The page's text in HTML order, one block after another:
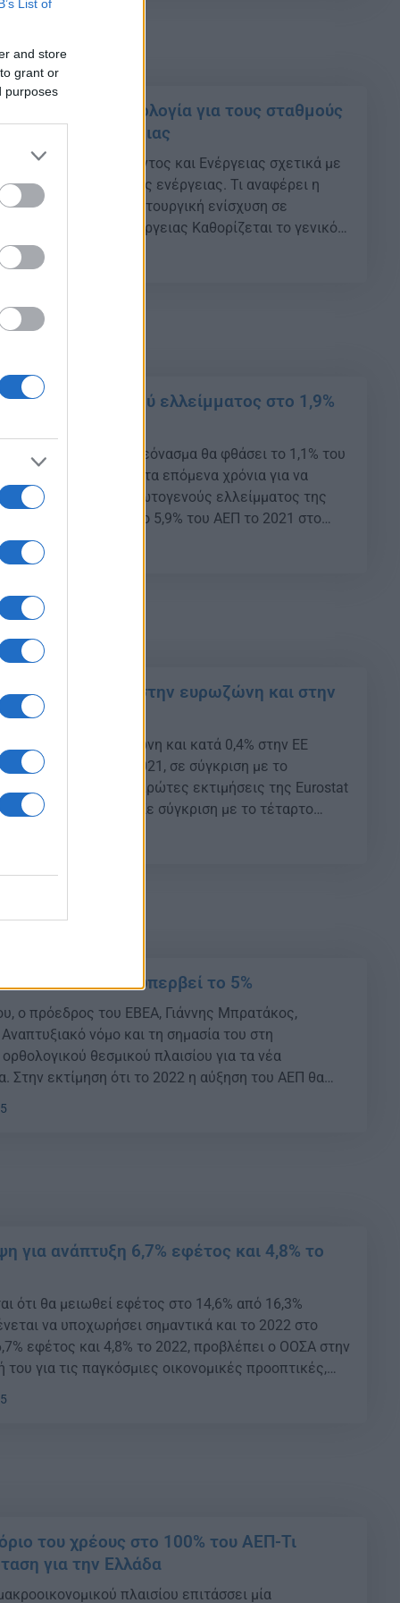
List of
and store
grant or
purposes
Τροπολογία για τους σταθμούς
ενέργειας
Περιβάλλοντος και Ενέργειας σχετικά με
ηλεκτρικής ενέργειας. Τι αναφέρει η
1: Επενδυτική και λειτουργική ενίσχυση σε
ηλεκτρικής ενέργειας Καθορίζεται το γενικό
επενδυτικής και λειτουργικής ενίσχυσης σε
ηλεκτρικής ενέργειας που θα επιλεγούν μέσω
επιλεγεί […]
δημοσιονομικού ελλείμματος στο 1,9%
ότι το πρωτογενές πλεόνασμα θα φθάσει το 1,1% του
αυξάνεται σταδιακά τα επόμενα χρόνια για να
Μείωση του πρωτογενούς ελλείμματος της
της Ελλάδας από το 5,9% του ΑΕΠ το 2021 στο
επιστροφή σε πρωτογενή πλεονάσματα από […]
ήταν η ανάπτυξη στην ευρωζώνη και στην
0,3% στην ευρωζώνη και κατά 0,4% στην ΕΕ
τρίμηνο του 2021, σε σύγκριση με το
σύμφωνα με τις πρώτες εκτιμήσεις της Eurostat
στη δημοσιότητα. Σε σύγκριση με το τέταρτο
ΑΕΠ αυξήθηκε κατά 4,6% στην ευρωζώνη και κατά
2022 το ΑΕΠ θα υπερβεί το 5%
ο πρόεδρος του ΕΒΕΑ, Γιάννης Μπρατάκος,
νόμο και τη σημασία του στη
θεσμικού πλαισίου για τα νέα
Στην εκτίμηση ότι το 2022 η αύξηση του ΑΕΠ θα
ο υπουργός Ανάπτυξης και Επενδύσεων, Άδωνις
πρώτη συνεδρίαση […]
για ανάπτυξη 6,7% εφέτος και 4,8% το
ότι θα μειωθεί εφέτος στο 14,6% από 16,3%
να υποχωρήσει σημαντικά και το 2022 στο
εφέτος και 4,8% το 2022, προβλέπει ο ΟΟΣΑ στην
του για τις παγκόσμιες οικονομικές προοπτικές,
ότι το ΑΕΠ θα αυξηθεί 2,9%. Η ισχυρή ανάπτυξη,
του χρέους στο 100% του ΑΕΠ-Τι
για την Ελλάδα
πλαισίου επιτάσσει μία